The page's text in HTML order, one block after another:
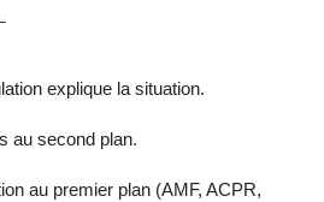
explique la situation.
au second plan.
au premier plan (AMF, ACPR,